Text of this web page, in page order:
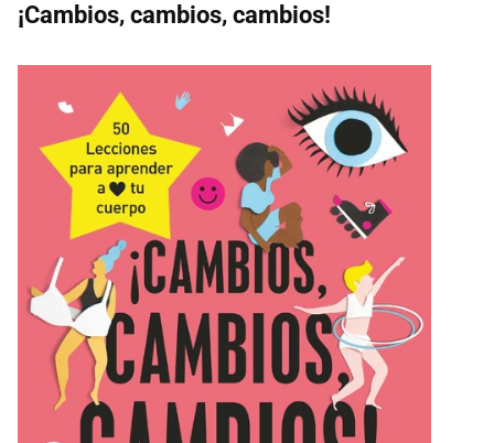
¡Cambios, cambios, cambios!